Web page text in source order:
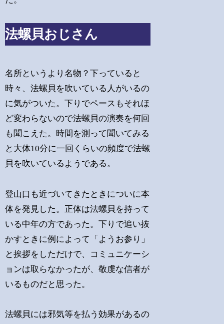
法螺貝おじさん
名所というより名物？下っていると
時々、法螺貝を吹いている人がいるの
に気がついた。下りでペースもそれほ
ど変わらないので法螺貝の演奏を何回
も聞こえた。時間を測って聞いてみる
と大体10分に一回くらいの頻度で法螺
貝を吹いているようである。
登山口も近づいてきたときについに本
体を発見した。正体は法螺貝を持って
いる中年の方であった。下りで追い抜
かすときに例によって「ようお参り」
と挨拶をしただけで、コミュニケーシ
ョンは取らなかったが、敬虔な信者が
いるものだと思った。
法螺貝には邪気等を払う効果があるの